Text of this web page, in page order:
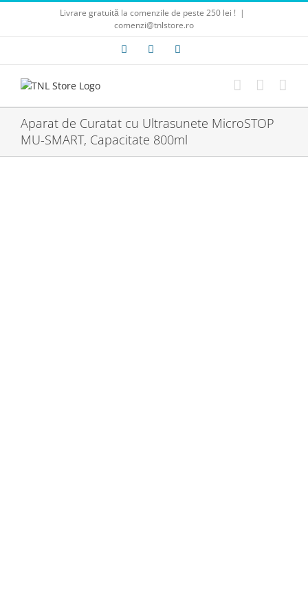
Skip
content
Livrare gratuită la comenzile de peste 250 lei ! |
comenzi@tnlstore.ro
Facebook
E-
Instagram
Aparat de Curatat cu Ultrasunete MicroSTOP
MU-SMART, Capacitate 800ml